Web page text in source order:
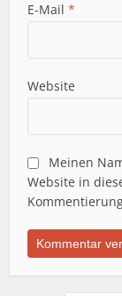
E-Mail*
Website
Meinen
Website in